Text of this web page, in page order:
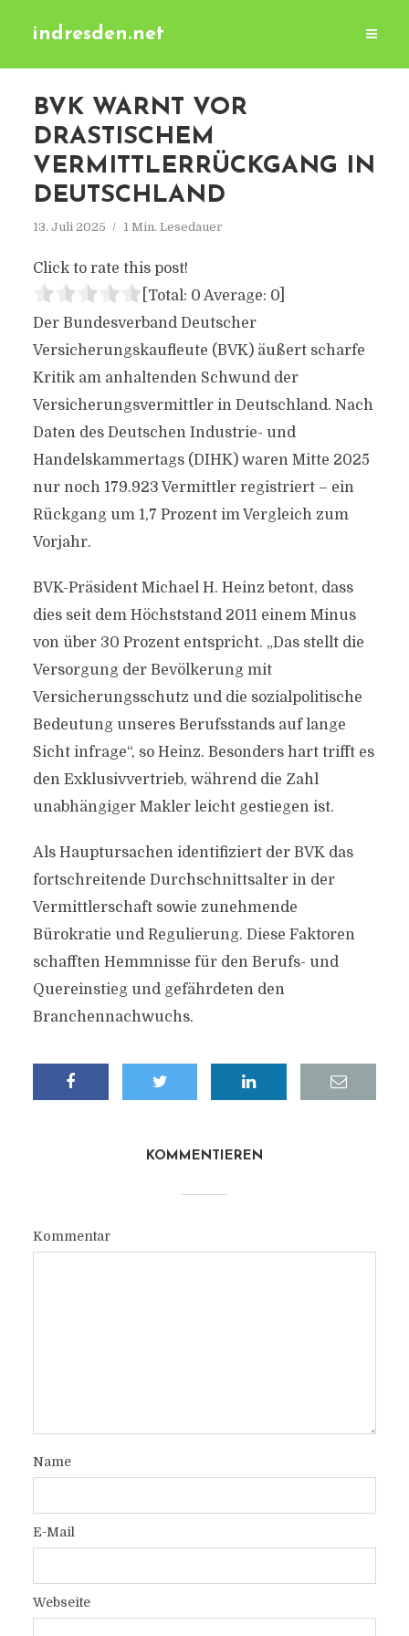
indresden.net
BVK WARNT VOR
DRASTISCHEM
VERMITTLERRÜCKGANG IN
DEUTSCHLAND
13. Juli 2025 1 Min. Lesedauer
Click to rate this post!
[Total: 0 Average: 0]
Der Bundesverband Deutscher
Versicherungskaufleute (BVK) äußert scharfe
Kritik am anhaltenden Schwund der
Versicherungsvermittler in Deutschland. Nach
Daten des Deutschen Industrie- und
Handelskammertags (DIHK) waren Mitte 2025
nur noch 179.923 Vermittler registriert – ein
Rückgang um 1,7 Prozent im Vergleich zum
Vorjahr.
BVK-Präsident Michael H. Heinz betont, dass
dies seit dem Höchststand 2011 einem Minus
von über 30 Prozent entspricht. „Das stellt die
Versorgung der Bevölkerung mit
Versicherungsschutz und die sozialpolitische
Bedeutung unseres Berufsstands auf lange
Sicht infrage“, so Heinz. Besonders hart trifft es
den Exklusivvertrieb, während die Zahl
unabhängiger Makler leicht gestiegen ist.
Als Hauptursachen identifiziert der BVK das
fortschreitende Durchschnittsalter in der
Vermittlerschaft sowie zunehmende
Bürokratie und Regulierung. Diese Faktoren
schafften Hemmnisse für den Berufs- und
Quereinstieg und gefährdeten den
Branchennachwuchs.
KOMMENTIEREN
Kommentar
Name
E-Mail
Webseite